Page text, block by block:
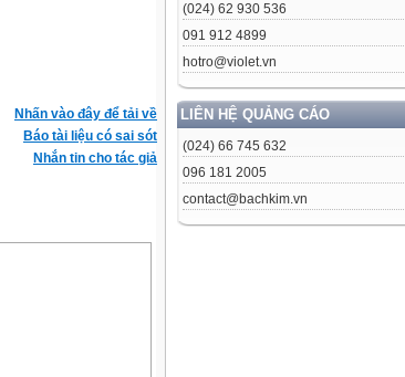
(024) 62 930 536
091 912 4899
hotro@violet.vn
LIÊN HỆ QUẢNG CÁO
(024) 66 745 632
096 181 2005
contact@bachkim.vn
Nhấn vào đây để tải về
Báo tài liệu có sai sót
Nhắn tin cho tác giả